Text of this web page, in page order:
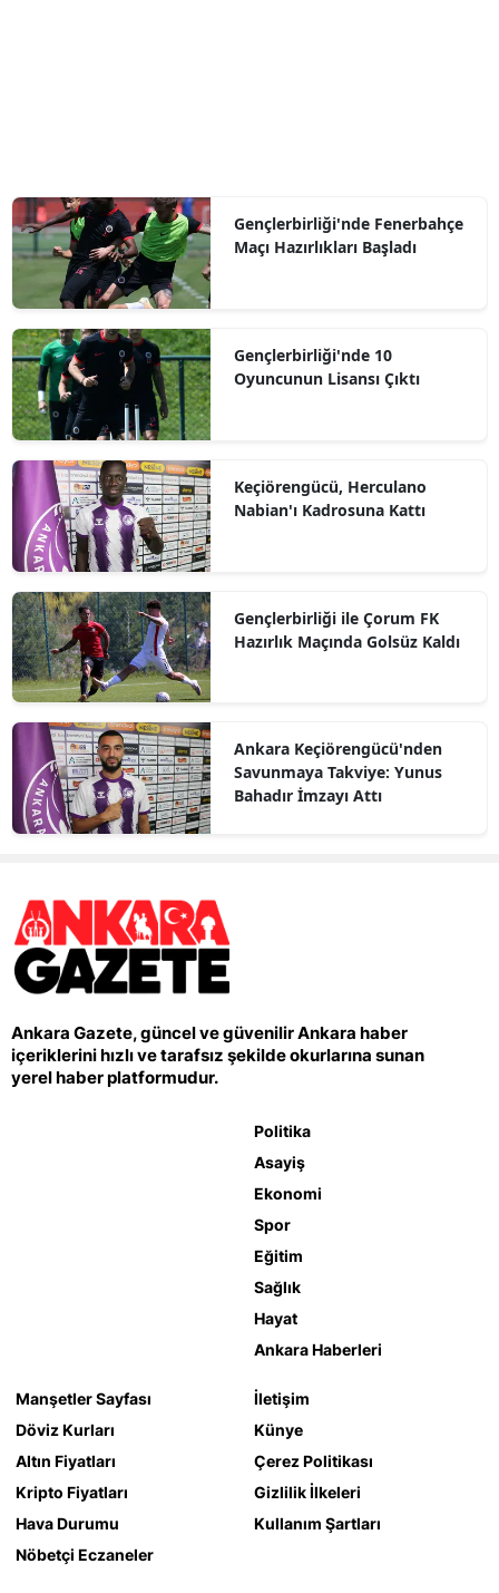
Gençlerbirliği'nde Fenerbahçe
Maçı Hazırlıkları Başladı
Gençlerbirliği'nde 10
Oyuncunun Lisansı Çıktı
Keçiörengücü, Herculano
Nabian'ı Kadrosuna Kattı
Gençlerbirliği ile Çorum FK
Hazırlık Maçında Golsüz Kaldı
Ankara Keçiörengücü'nden
Savunmaya Takviye: Yunus
Bahadır İmzayı Attı
Ankara Gazete, güncel ve güvenilir Ankara haber
içeriklerini hızlı ve tarafsız şekilde okurlarına sunan
yerel haber platformudur.
Politika
Asayiş
Ekonomi
Spor
Eğitim
Sağlık
Hayat
Ankara Haberleri
Manşetler Sayfası
Döviz Kurları
Altın Fiyatları
Kripto Fiyatları
Hava Durumu
Nöbetçi Eczaneler
İletişim
Künye
Çerez Politikası
Gizlilik İlkeleri
Kullanım Şartları